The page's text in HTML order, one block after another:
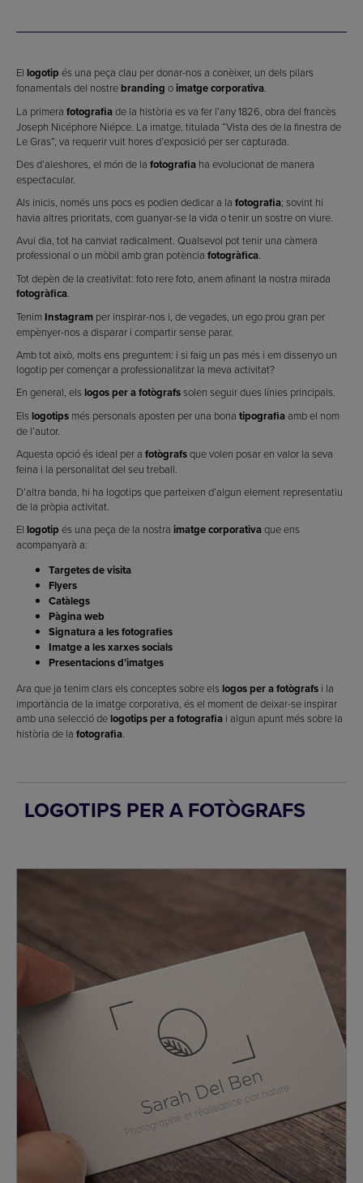
El logotip és una peça clau per donar-nos a conèixer, un dels pilars
fonamentals del nostre branding o imatge corporativa.
La primera fotografiade la història es va fer l’any 1826, obra del francès
Joseph Nicéphore Niépce. La imatge, titulada “Vista des de la finestra de
Le Gras”, va requerir vuit hores d’exposició per ser capturada.
Des d’aleshores, el món de la fotografia ha evolucionat de manera
espectacular.
Als inicis, només uns pocs es podien dedicar a la fotografia; sovint hi
havia altres prioritats, com guanyar-se la vida o tenir un sostre on viure.
Avui dia, tot ha canviat radicalment. Qualsevol pot tenir una càmera
professional o un mòbil amb gran potència fotogràfica.
Tot depèn de la creativitat: foto rere foto, anem afinant la nostra mirada
fotogràfica.
Tenim Instagram per inspirar-nos i, de vegades, un ego prou gran per
empènyer-nos a disparar i compartir sense parar.
Amb tot això, molts ens preguntem: i si faig un pas més i em dissenyo un
logotip per començar a professionalitzar la meva activitat?
En general, els logos per a fotògrafssolen seguir dues línies principals.
Els logotips més personals aposten per una bona tipografiaamb el nom
de l’autor.
Aquesta opció és ideal per a fotògrafsque volen posar en valor la seva
feina i la personalitat del seu treball.
D’altra banda, hi ha logotips que parteixen d’algun element representatiu
de la pròpia activitat.
El logotip és una peça de la nostra imatge corporativaque ens
acompanyarà a:
Targetes de visita
Flyers
Catàlegs
Pàgina web
Signatura a les fotografies
Imatge a les xarxes socials
Presentacions d’imatges
Ara que ja tenim clars els conceptes sobre els logos per a fotògrafs i la
importància de la imatge corporativa, és el moment de deixar-se inspirar
amb una selecció de logotips per a fotografia i algun apunt més sobre la
història de la fotografia.
LOGOTIPS PER A FOTÒGRAFS